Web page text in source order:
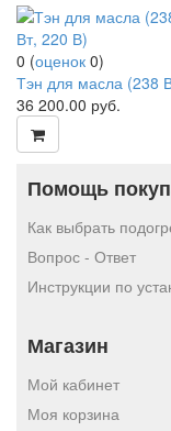
0 (оценок 0)
Тэн для масла (238
36 200.00 руб.
Помощь
Как выбрать
Вопрос - Ответ
Инструкции по
Магазин
Мой кабинет
Моя корзина